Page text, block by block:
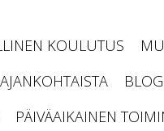
KOULUTUS
AJANKOHTAISTA
PÄIVÄAIKAINEN